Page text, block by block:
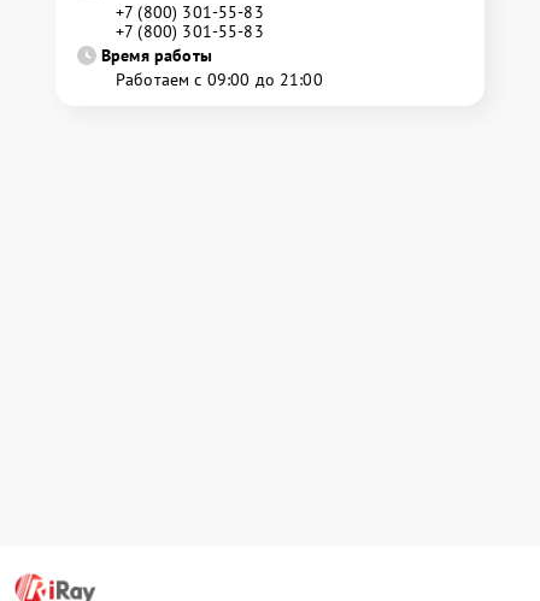
+7 (800) 301-55-83
+7 (800) 301-55-83
Время работы
Работаем с 09:00 до 21:00